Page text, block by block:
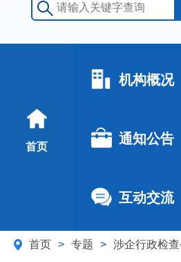
首页
机构概况
通知公告
互动交流
首页 > 专题 > 涉企行政检